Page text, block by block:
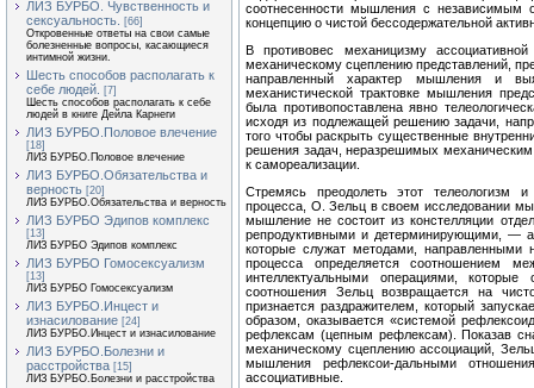
ЛИЗ БУРБО. Чувственность и
сексуальность.
[66]
Откровенные ответы на свои самые
болезненные вопросы, касающиеся
интимной жизни.
Шесть способов располагать к
себе людей.
[7]
Шесть способов располагать к себе
людей в книге Дейла Карнеги
ЛИЗ БУРБО.Половое влечение
[18]
ЛИЗ БУРБО.Половое влечение
ЛИЗ БУРБО.Обязательства и
верность [20]
ЛИЗ БУРБО.Обязательства и верность
ЛИЗ БУРБО Эдипов комплекс
[13]
ЛИЗ БУРБО Эдипов комплекс
ЛИЗ БУРБО Гомосексуализм
[13]
ЛИЗ БУРБО Гомосексуализм
ЛИЗ БУРБО.Инцест и
изнасилование [24]
ЛИЗ БУРБО.Инцест и изнасилование
ЛИЗ БУРБО.Болезни и
расстройства [15]
ЛИЗ БУРБО.Болезни и расстройства
соотнесенности мышления с независимым
концепцию о чистой бессодержательной
В противовес механицизму
механическому сцеплению представлений,
направленный характер мышления и
механистической трактовке мышления
была противопоставлена явно
исходя из подлежащей решению задачи,
того чтобы раскрыть существенные
решения задач, неразрешимых
к самореализации.
Стремясь преодолеть этот телеологизм
процесса, О. Зельц в своем исследовании
мышление не состоит из констелляции
репродуктивными и детерминирующими, — а
которые служат методами, направленными
процесса определяется соотношением
интеллектуальными операциями,
соотношения Зельц возвращается на
признается раздражителем, который
образом, оказывается «системой
рефлексам (цепным рефлексам). Показав
механическому сцеплению ассоциаций,
мышления рефлексои-дальными
ассоциативные.